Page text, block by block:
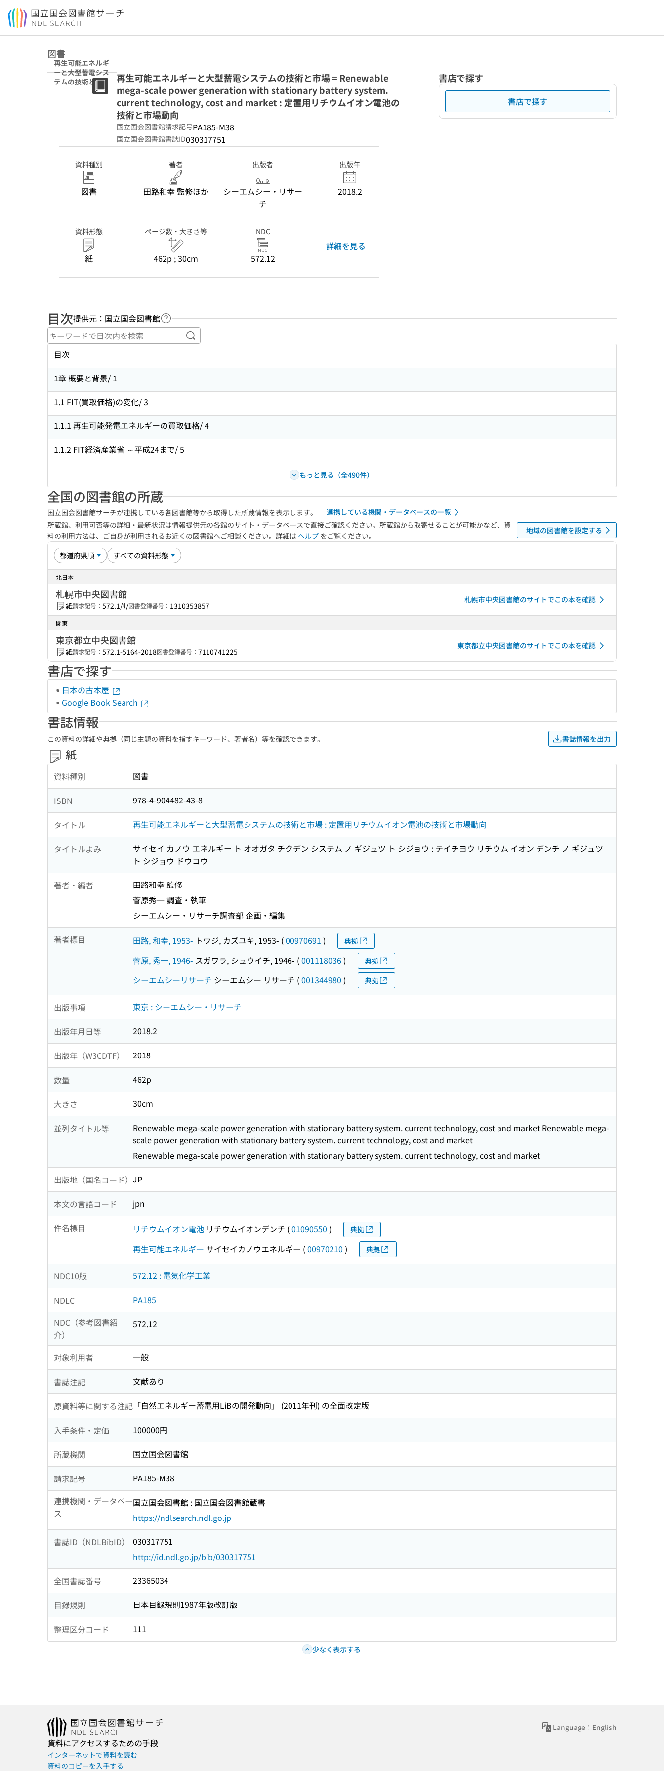
本文へ移動
図書
再生可能エネルギ
ーと大型蓄電シス
テムの技術と市場
: 定置用リチウム
再生可能エネルギーと大型蓄電システムの技術と市場 = Renewable
mega-scale power generation with stationary battery system.
current technology, cost and market : 定置用リチウムイオン電池の
技術と市場動向
国立国会図書館請求記号PA185-M38
国立国会図書館書誌ID030317751
資料種別
図書
著者
田路和幸 監修ほか
出版者
シーエムシー・リサー
チ
出版年
2018.2
資料形態
紙
ページ数・大きさ等
462p ; 30cm
NDC
572.12
詳細を見る
書店で探す
書店で探す
目次提供元：国立国会図書館 ヘルプページへのリンク
キーワードで目次内を検索
目次
1章 概要と背景/ 1
1.1 FIT(買取価格)の変化/ 3
1.1.1 再生可能発電エネルギーの買取価格/ 4
1.1.2 FIT経済産業省 ～平成24まで/ 5
もっと見る（全490件）
全国の図書館の所蔵
国立国会図書館サーチが連携している各図書館等から取得した所蔵情報を表示します。
連携している機関・データベースの一覧
所蔵館、利用可否等の詳細・最新状況は情報提供元の各館のサイト・データベースで直接ご確認ください。所蔵館から取寄せることが可能かなど、資
料の利用方法は、ご自身が利用されるお近くの図書館へご相談ください。詳細は ヘルプ をご覧ください。
地域の図書館を設定する
北日本
札幌市中央図書館
紙請求記号： 572.1/ｻ/図書登録番号： 1310353857
札幌市中央図書館のサイトでこの本を確認
関東
東京都立中央図書館
紙請求記号： 572.1-5164-2018図書登録番号： 7110741225
東京都立中央図書館のサイトでこの本を確認
書店で探す
日本の古本屋
Google Book Search
書誌情報
この資料の詳細や典拠（同じ主題の資料を指すキーワード、著者名）等を確認できます。 書誌情報を出力
紙
資料種別 図書
ISBN 978-4-904482-43-8
タイトル 再生可能エネルギーと大型蓄電システムの技術と市場 : 定置用リチウムイオン電池の技術と市場動向
タイトルよみ
サイセイ カノウ エネルギー ト オオガタ チクデン システム ノ ギジュツ ト シジョウ : テイチヨウ リチウム イオン デンチ ノ ギジュツ
ト シジョウ ドウコウ
著者・編者
田路和幸 監修
菅原秀一 調査・執筆
シーエムシー・リサーチ調査部 企画・編集
著者標目 田路, 和幸, 1953- トウジ, カズユキ, 1953- (00970691 ) 典拠
菅原, 秀一, 1946- スガワラ, シュウイチ, 1946- (001118036) 典拠
シーエムシーリサーチ シーエムシー リサーチ (001344980 ) 典拠
出版事項 東京 : シーエムシー・リサーチ
出版年月日等 2018.2
出版年（W3CDTF） 2018
数量 462p
大きさ 30cm
並列タイトル等
Renewable mega-scale power generation with stationary battery system. current technology, cost and market Renewable mega-
scale power generation with stationary battery system. current technology, cost and market
Renewable mega-scale power generation with stationary battery system. current technology, cost and market
出版地（国名コード） JP
本文の言語コード jpn
件名標目 リチウムイオン電池 リチウムイオンデンチ (01090550 ) 典拠
再生可能エネルギー サイセイカノウエネルギー (00970210 ) 典拠
NDC10版 572.12 : 電気化学工業
NDLC
PA185
NDC（参考図書紹
介）
572.12
対象利用者 一般
書誌注記 文献あり
原資料等に関する注記 「自然エネルギー蓄電用LiBの開発動向」 (2011年刊) の全面改定版
入手条件・定価 100000円
所蔵機関 国立国会図書館
請求記号
PA185-M38
連携機関・データベー
ス
国立国会図書館 : 国立国会図書館蔵書
https://ndlsearch.ndl.go.jp
書誌ID（NDLBibID）
030317751
http://id.ndl.go.jp/bib/030317751
全国書誌番号 23365034
目録規則 日本目録規則1987年版改訂版
整理区分コード 111
少なく表示する
Language：English
資料にアクセスするための手段
インターネットで資料を読む
資料のコピーを入手する